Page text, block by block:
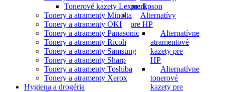
pre Epson
Alternatívy
pre HP
Alternatívne
atramentové
kazety pre
HP
Alternatívne
tonerové
kazety pre
Tonerové kazety Lexmark
Tonery a atramenty Minolta
Tonery a atramenty OKI
Tonery a atramenty Panasonic
Tonery a atramenty Ricoh
Tonery a atramenty Samsung
Tonery a atramenty Sharp
Tonery a atramenty Toshiba
Tonery a atramenty Xerox
Hygiena a drogéria